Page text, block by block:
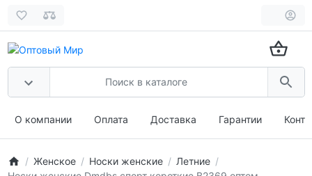
О компании Оплата Доставка Гарантии
Женское Носки женские
Летние